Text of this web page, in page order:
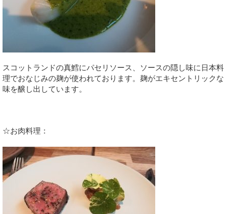
スコットランドの真鱈にパセリソース、ソースの隠し味に日本料
理でおなじみの麹が使われております。麹がエキセントリックな
味を醸し出しています。
☆お肉料理：